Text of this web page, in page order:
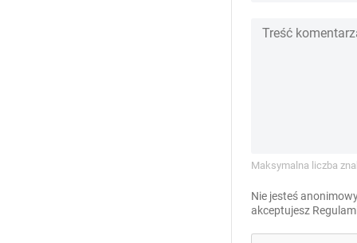
Maksymalna liczba
Nie jesteś
akceptujesz